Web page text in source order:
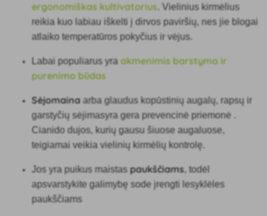
ergonomiškas kultivatorius. Vielinius kirmėlius
reikia kuo labiau iškelti į dirvos paviršių, nes jie blogai
atlaiko temperatūros pokyčius ir vėjus.
Labai populiarus yraakmenimis barstymo ir
purenimo būdas
Sėjomaina arbaglaudus kopūstinių augalų, rapsų ir
garstyčių sėjimasyra gera prevencinė priemonė .
Cianido dujos, kurių gausu šiuose augaluose,
teigiamai veikia vielinių kirmėlių kontrolę.
Jos yra puikus maistaspaukščiams, todėl
apsvarstykite galimybęsode įrengti lesyklėles
paukščiams